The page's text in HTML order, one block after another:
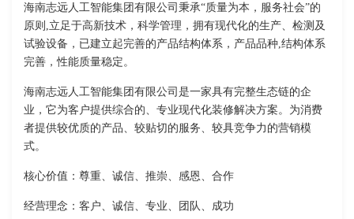
海南志远人工智能集团有限公司秉承“质量为本，服务社会”的
原则,立足于高新技术，科学管理，拥有现代化的生产、检测及
试验设备，已建立起完善的产品结构体系，产品品种,结构体系
完善，性能质量稳定。
海南志远人工智能集团有限公司是一家具有完整生态链的企
业，它为客户提供综合的、专业现代化装修解决方案。为消费
者提供较优质的产品、较贴切的服务、较具竞争力的营销模
式。
核心价值：尊重、诚信、推崇、感恩、合作
经营理念：客户、诚信、专业、团队、成功